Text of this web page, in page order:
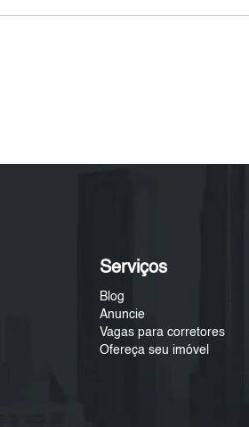
Serviços
Blog
Anuncie
Vagas para corretores
Ofereça seu imóvel